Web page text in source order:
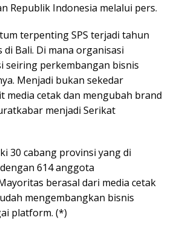
Republik Indonesia melalui pers.
terpenting SPS terjadi tahun
di Bali. Di mana organisasi
seiring perkembangan bisnis
Menjadi bukan sekedar
media cetak dan mengubah brand
menjadi Serikat
30 cabang provinsi yang di
614 anggota
berasal dari media cetak
mengembangkan bisnis
platform. (*)